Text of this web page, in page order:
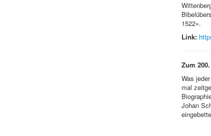
1522».
Link:
Zum
Was
mal
Johan